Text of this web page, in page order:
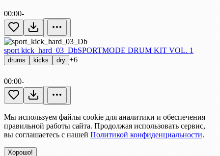
00:00-
sport kick_hard_03_DbSPORTMODE DRUM KIT VOL. 1
drums kicks dry +6
00:00-
Мы используем файлы cookie для аналитики и обеспечения
правильной работы сайта. Продолжая использовать сервис,
вы соглашаетесь с нашей Политикой конфиденциальности.
Хорошо!